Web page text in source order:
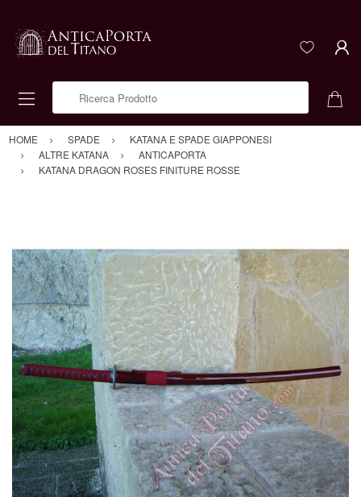
HOME SPADE
KATANA E SPADE GIAPPONESI
ALTRE KATANA
ANTICAPORTA
KATANA DRAGON ROSES FINITURE ROSSE